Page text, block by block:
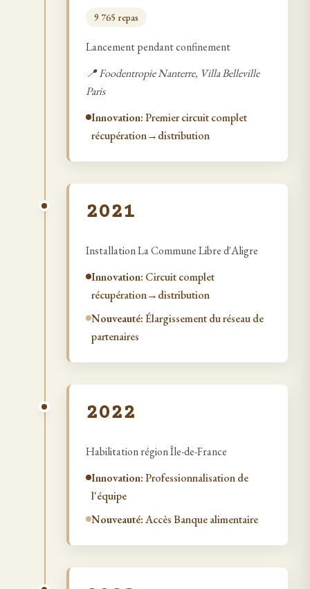
9 765 repas
Lancement pendant confinement
📍Foodentropie Nanterre, Villa Belleville
Paris
Innovation:Premier circuit complet
récupération→distribution
2021
Installation La Commune Libre d'Aligre
Innovation: Circuit complet
récupération→distribution
Nouveauté:Élargissement du réseau de
partenaires
2022
Habilitation région Île-de-France
Innovation:Professionnalisation de
l'équipe
Nouveauté:Accès Banque alimentaire